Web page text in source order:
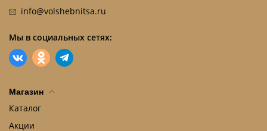
info@volshebnitsa.ru
Мы в социальных сетях:
Магазин
Каталог
Акции